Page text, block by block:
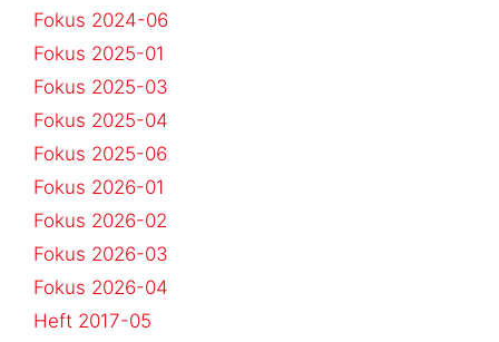
Fokus 2024-06
Fokus 2025-01
Fokus 2025-03
Fokus 2025-04
Fokus 2025-06
Fokus 2026-01
Fokus 2026-02
Fokus 2026-03
Fokus 2026-04
Heft 2017-05